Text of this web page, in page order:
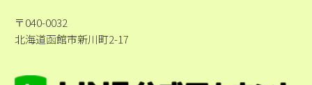
〒040-0032
北海道函館市新川町2-17